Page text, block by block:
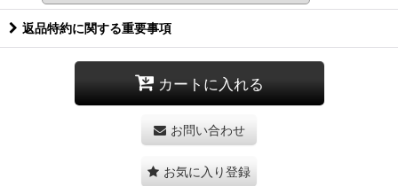
返品特約に関する重要事項
カートに入れる
お問い合わせ
お気に入り登録